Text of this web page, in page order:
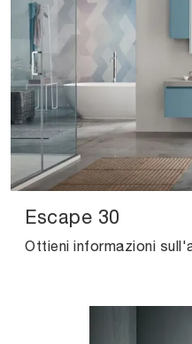
Escape 30